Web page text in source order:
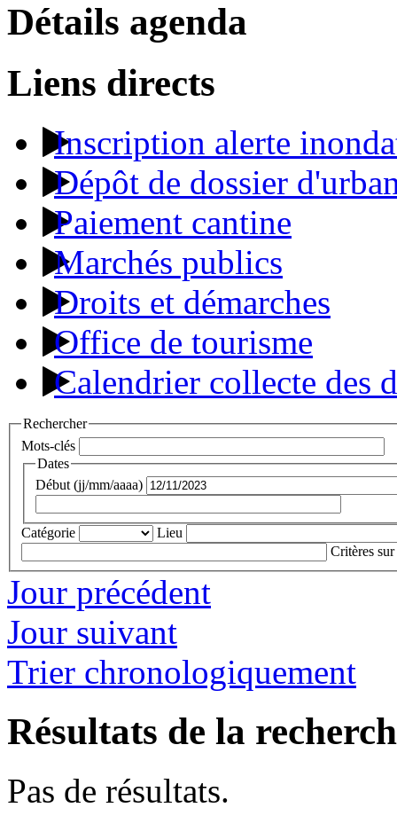
Détails agenda
Liens directs
Inscription alerte
Dépôt de dossier
Paiement cantine
Marchés publics
Droits et démarches
Office de tourisme
Calendrier collecte des
Rechercher
Mots-clés
Dates
Début (jj/mm/aaaa)
Catégorie
Lieu
Critères sur
Jour précédent
Jour suivant
Trier chronologiquement
Résultats de la
Pas de résultats.